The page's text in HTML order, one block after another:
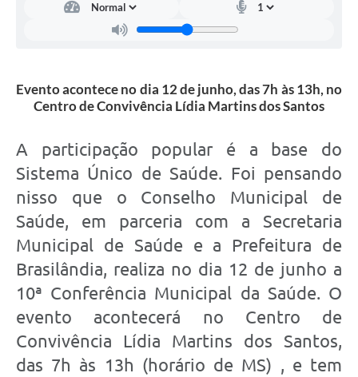
Evento acontece no dia 12 de junho, das 7h às 13h, no
Centro de Convivência Lídia Martins dos Santos
A participação popular é a base do
Sistema Único de Saúde. Foi pensando
nisso que o Conselho Municipal de
Saúde, em parceria com a Secretaria
Municipal de Saúde e a Prefeitura de
Brasilândia, realiza no dia 12 de junho a
10ª Conferência Municipal da Saúde. O
evento acontecerá no Centro de
Convivência Lídia Martins dos Santos,
das 7h às 13h (horário de MS) , e tem